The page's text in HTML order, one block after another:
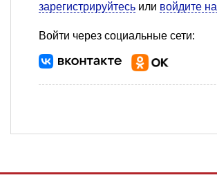
зарегистрируйтесь или войдите
Войти через социальные сети: